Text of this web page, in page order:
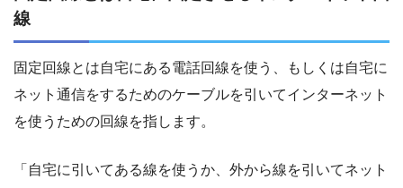
線
固定回線とは自宅にある電話回線を使う、もしくは自宅に
ネット通信をするためのケーブルを引いてインターネット
を使うための回線を指します。
「自宅に引いてある線を使うか、外から線を引いてネット